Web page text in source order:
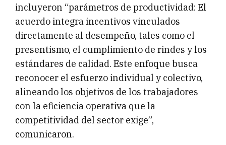
incluyeron “parámetros de productividad: El
acuerdo integra incentivos vinculados
directamente al desempeño, tales como el
presentismo, el cumplimiento de rindes y los
estándares de calidad. Este enfoque busca
reconocer el esfuerzo individual y colectivo,
alineando los objetivos de los trabajadores
con la eficiencia operativa que la
competitividad del sector exige”,
comunicaron.